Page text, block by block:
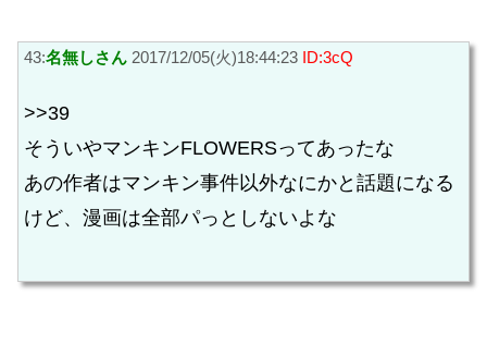
43:名無しさん 2017/12/05(火)18:44:23 ID:3cQ
>>39
そういやマンキンFLOWERSってあったな
あの作者はマンキン事件以外なにかと話題になる
けど、漫画は全部パっとしないよな